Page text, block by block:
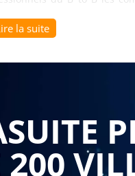
développement
B to B et les
de se conformer aux
sanctions potentielles.
la suite
200